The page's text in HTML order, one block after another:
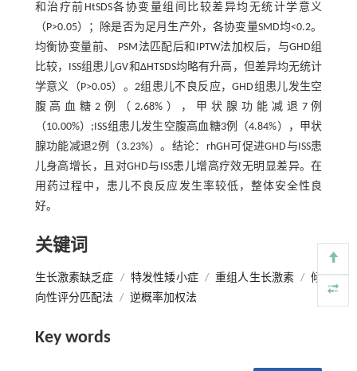
和治疗前HtSDS各协变量组间比较差异均无统计学意义
（P>0.05）；除是否为足月生产外，各协变量SMD均<0.2。
均衡协变量前、 PSM法匹配后和IPTW法加权后，与GHD组
比较，ISS组患儿GV和ΔHTSDS均略有升高，但差异均无统计
学意义（P>0.05）。2组患儿不良反应，GHD组患儿发生空
腹高血糖2例（2.68%），甲状腺功能减退7例
（10.00%）;ISS组患儿发生空腹高血糖3例（4.84%），甲状
腺功能减退2例（3.23%）。结论：rhGH可促进GHD与ISS患
儿身高增长，且对GHD与ISS患儿增高疗效无明显差异。在
用药过程中，患儿不良反应发生率较低，整体安全性良
好。
关键词
生长激素缺乏症 / 特发性矮小症 / 重组人生长激素 / 倾
向性评分匹配法 / 逆概率加权法
Key words